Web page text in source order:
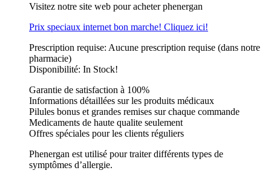
Visitez notre site web pour acheter phenergan
Prix speciaux internet bon marche! Cliquez ici!
Prescription requise: Aucune prescription requise (dans notre
pharmacie)
Disponibilité: In Stock!
Garantie de satisfaction à 100%
Informations détaillées sur les produits médicaux
Pilules bonus et grandes remises sur chaque commande
Medicaments de haute qualite seulement
Offres spéciales pour les clients réguliers
Phenergan est utilisé pour traiter différents types de
symptômes d’allergie.